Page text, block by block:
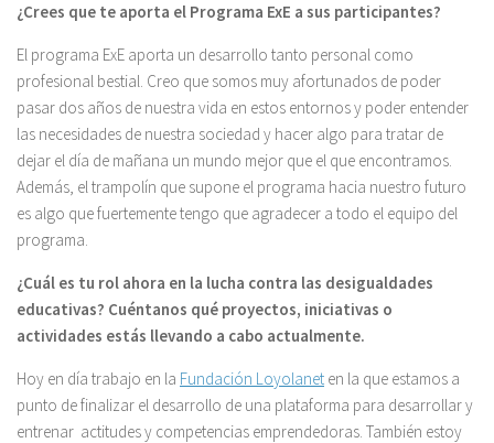
¿Crees que te aporta el Programa ExE a sus participantes?
El programa ExE aporta un desarrollo tanto personal como
profesional bestial. Creo que somos muy afortunados de poder
pasar dos años de nuestra vida en estos entornos y poder entender
las necesidades de nuestra sociedad y hacer algo para tratar de
dejar el día de mañana un mundo mejor que el que encontramos.
Además, el trampolín que supone el programa hacia nuestro futuro
es algo que fuertemente tengo que agradecer a todo el equipo del
programa.
¿Cuál es tu rol ahora en la lucha contra las desigualdades
educativas? Cuéntanos qué proyectos, iniciativas o
actividades estás llevando a cabo actualmente.
Hoy en día trabajo en la Fundación Loyolanet en la que estamos a
punto de finalizar el desarrollo de una plataforma para desarrollar y
entrenar actitudes y competencias emprendedoras. También estoy